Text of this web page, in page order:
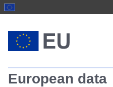
European data